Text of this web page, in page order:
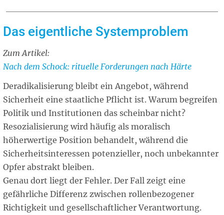
Das eigentliche Systemproblem
Zum Artikel:
Related
Nach dem Schock: rituelle Forderungen nach Härte
Deradikalisierung bleibt ein Angebot, während
Sicherheit eine staatliche Pflicht ist. Warum begreifen
Politik und Institutionen das scheinbar nicht?
Resozialisierung wird häufig als moralisch
höherwertige Position behandelt, während die
Sicherheitsinteressen potenzieller, noch unbekannter
Opfer abstrakt bleiben.
Genau dort liegt der Fehler. Der Fall zeigt eine
gefährliche Differenz zwischen rollenbezogener
Richtigkeit und gesellschaftlicher Verantwortung.